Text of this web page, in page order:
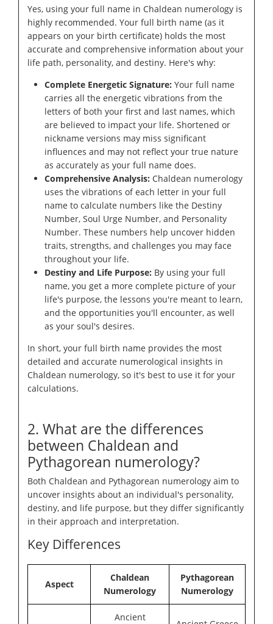
Yes, using your full name in Chaldean numerology is
highly recommended. Your full birth name (as it
appears on your birth certificate) holds the most
accurate and comprehensive information about your
life path, personality, and destiny. Here's why:
Complete Energetic Signature: Your full name
carries all the energetic vibrations from the
letters of both your first and last names, which
are believed to impact your life. Shortened or
nickname versions may miss significant
influences and may not reflect your true nature
as accurately as your full name does.
Comprehensive Analysis: Chaldean numerology
uses the vibrations of each letter in your full
name to calculate numbers like the Destiny
Number, Soul Urge Number, and Personality
Number. These numbers help uncover hidden
traits, strengths, and challenges you may face
throughout your life.
Destiny and Life Purpose: By using your full
name, you get a more complete picture of your
life's purpose, the lessons you're meant to learn,
and the opportunities you'll encounter, as well
as your soul's desires.
In short, your full birth name provides the most
detailed and accurate numerological insights in
Chaldean numerology, so it's best to use it for your
calculations.
2. What are the differences
between Chaldean and
Pythagorean numerology?
Both Chaldean and Pythagorean numerology aim to
uncover insights about an individual's personality,
destiny, and life purpose, but they differ significantly
in their approach and interpretation.
Key Differences
Aspect
Chaldean
Numerology
Pythagorean
Numerology
Ancient